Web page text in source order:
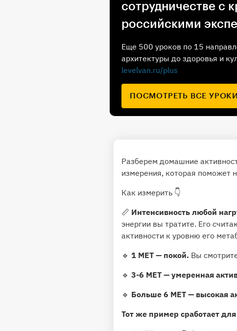
сотрудничестве с
российскими
Еще 500 уроков по 15
архитектуры до здоровья и
levelvan.ru/plus
ПОСМОТРЕТЬ ВСЕ УРОКИ
Разберем домашние
измерения, которая поможет
Как измерить 👇
📏 Интенсивность любой
энергии вы тратите. Его
активности к уровню его
🔹 1 MET — покой. Вы
🔹 3-6 МЕТ — умеренная
🔹 Больше 6 МЕТ — высокая
Тот же пример сработает